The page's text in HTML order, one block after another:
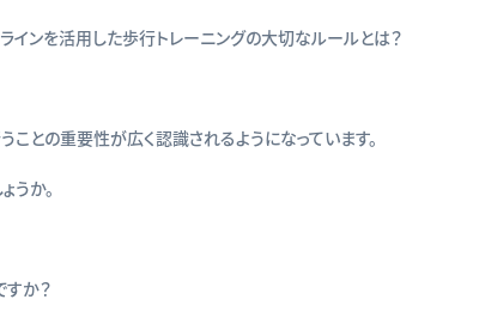
を活用した歩行トレーニングの大切なルールとは？
ことの重要性が広く認識されるようになっています。
うか。
か？